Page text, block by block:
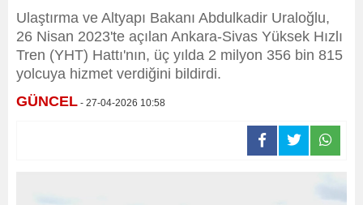
Ulaştırma ve Altyapı Bakanı Abdulkadir Uraloğlu,
26 Nisan 2023'te açılan Ankara-Sivas Yüksek Hızlı
Tren (YHT) Hattı'nın, üç yılda 2 milyon 356 bin 815
yolcuya hizmet verdiğini bildirdi.
GÜNCEL - 27-04-2026 10:58